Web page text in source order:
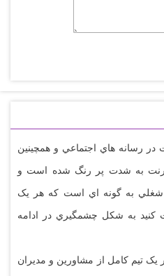
در رسانه هاي اجتماعي و همچينين
به شدت پر رنگ شده است و
به گونه اي است که هر يک
کنيد به شکل چشمگيري در ادامه
تيم کامل از مشاورين و مديران